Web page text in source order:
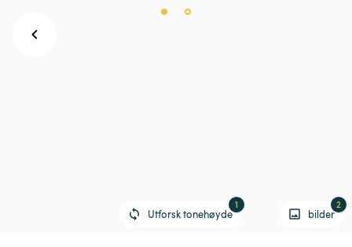
bilder
2
Utforsk tonehøyde
1